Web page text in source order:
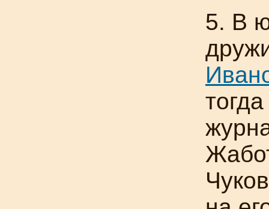
5. В